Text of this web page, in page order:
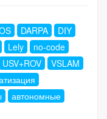
DARPA
DIY
Lely
no-code
USV+ROV
VSLAM
автономные